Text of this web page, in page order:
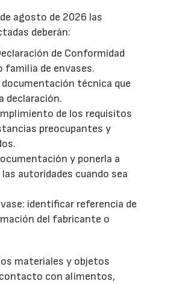
agosto de 2026 las
deberán:
de Conformidad
familia de envases.
documentación técnica que
declaración.
de los requisitos
preocupantes y
y ponerla a
autoridades cuando sea
identificar referencia de
del fabricante o
materiales y objetos
con alimentos,